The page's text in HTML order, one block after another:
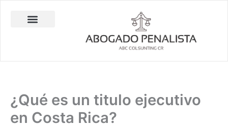
¿Qué es un titulo ejecutivo
en Costa Rica?